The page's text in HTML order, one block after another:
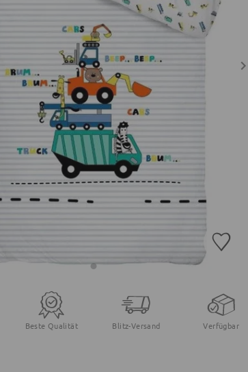
Beste Qualität Blitz-Versand Verfügbar